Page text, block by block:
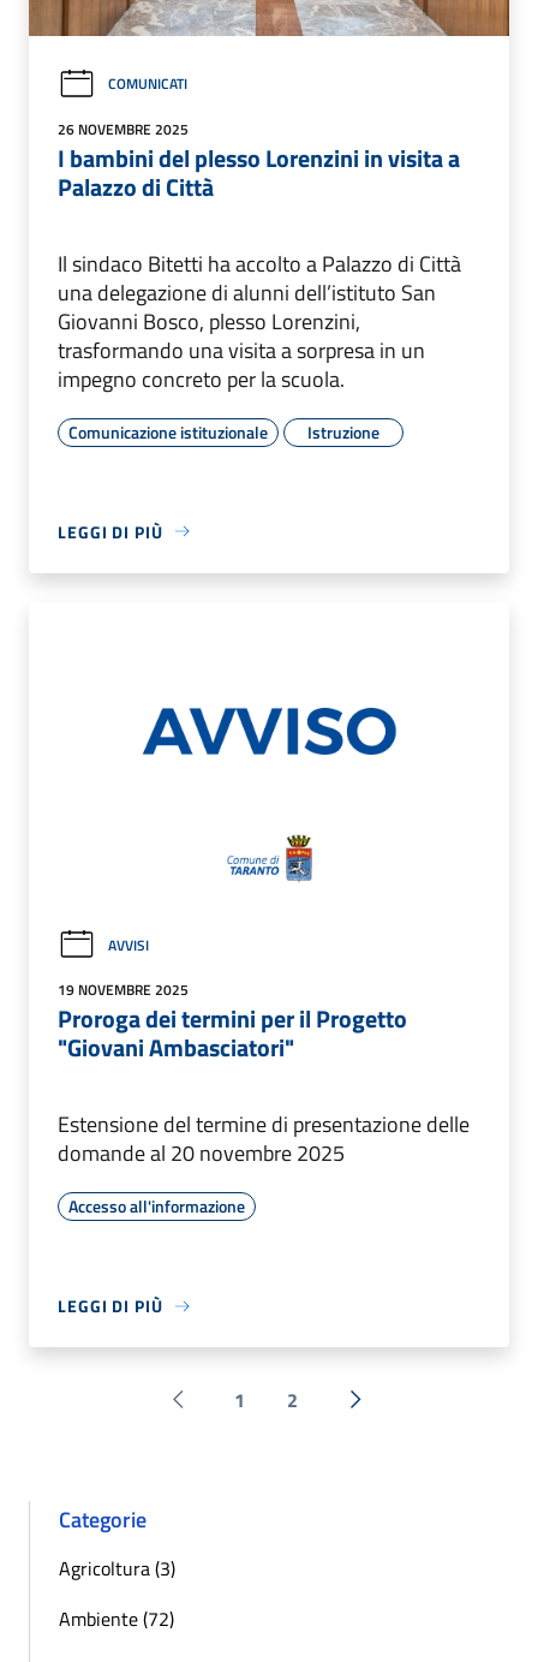
COMUNICATI
26 NOVEMBRE 2025
I bambini del plesso Lorenzini in visita a
Palazzo di Città
Il sindaco Bitetti ha accolto a Palazzo di Città
una delegazione di alunni dell’istituto San
Giovanni Bosco, plesso Lorenzini,
trasformando una visita a sorpresa in un
impegno concreto per la scuola.
Comunicazione istituzionale Istruzione
LEGGI DI PIÙ
AVVISI
19 NOVEMBRE 2025
Proroga dei termini per il Progetto
"Giovani Ambasciatori"
Estensione del termine di presentazione delle
domande al 20 novembre 2025
Accesso all'informazione
LEGGI DI PIÙ
Pagina precedente
1 2 Successiva »
Categorie
Agricoltura (3)
Ambiente (72)